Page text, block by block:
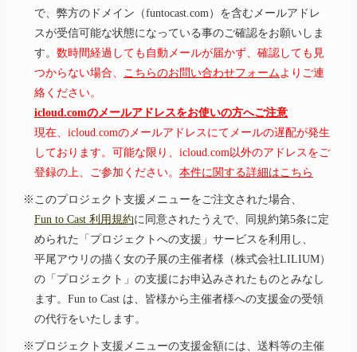
で、弊方のドメイン（funtocast.com）を含むメールアドレ
スが受信可能な状態になっている事のご確認をお願いしま
す。 数時間経過しても自動メールが届かず、確認しても見
つからない場合、
こちらのお問い合わせフォーム よりご連
絡ください。
icloud.comのメールアドレスをお使いの方へご注意
現在、icloud.comのメールアドレスにてメールの遅配が発生
しております。可能な限り、icloud.com以外のアドレスをご
登録の上、ご参加ください。 本件に関する詳細はこちら
※このプロジェクト支援メニューをご注文された場合、
Fun to Cast 利用規約に同意されたうえで、同規約第5条に定
められた「プロジェクトへの支援」サービスを利用し、
平尾アウリ の描く女の子展の主催者様（株式会社LILIUM）
の「プロジェクト」の支援にお申込みされたものとみなし
ます。Fun to Cast は、皆様から主催者様への支援金の受領
の代行をいたします。
※プロジェクト支援メニューの支援金額には、送料等の主催